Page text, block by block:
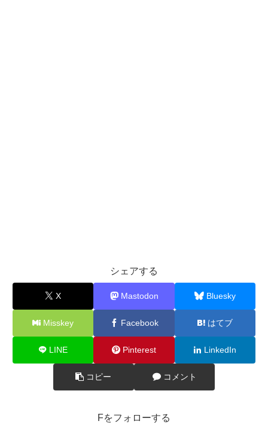
シェアする
X Mastodon Bluesky
Misskey Facebook はてブ
LINE Pinterest LinkedIn
コピー コメント
Fをフォローする